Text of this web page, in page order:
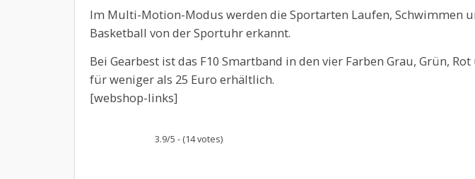
Im Multi-Motion-Modus werden die Sportarten Laufen, Schwimmen
Basketball von der Sportuhr erkannt.
Bei Gearbest ist das F10 Smartband in den vier Farben Grau, Grün,
für weniger als 25 Euro erhältlich.
[webshop-links]
3.9/5 - (14 votes)